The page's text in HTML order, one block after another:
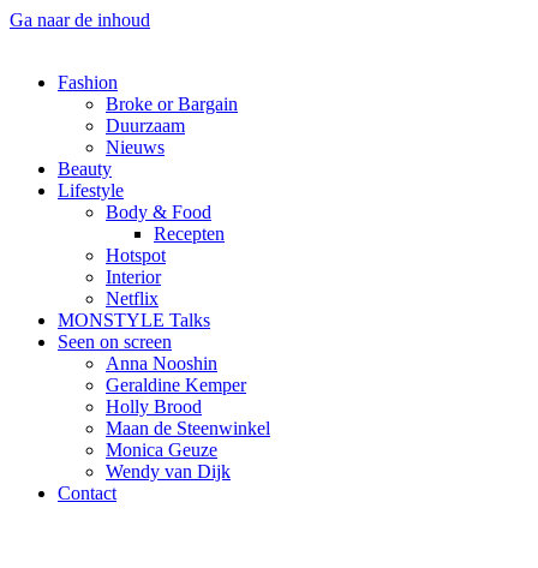
Ga naar de inhoud
Fashion
Broke or Bargain
Duurzaam
Nieuws
Beauty
Lifestyle
Body & Food
Recepten
Hotspot
Interior
Netflix
MONSTYLE Talks
Seen on screen
Anna Nooshin
Geraldine Kemper
Holly Brood
Maan de Steenwinkel
Monica Geuze
Wendy van Dijk
Contact